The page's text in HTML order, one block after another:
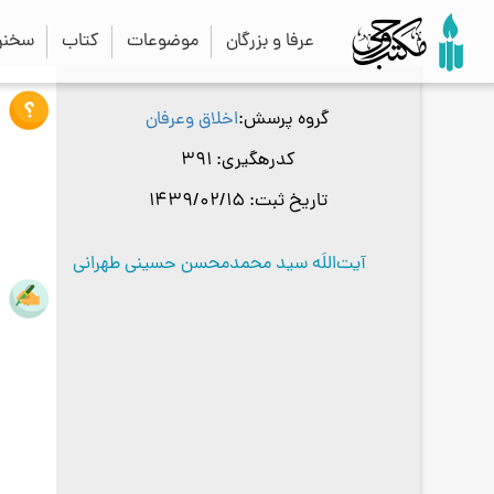
عرفا و بزرگان موضوعات کتاب
گروه پرسش اخلاق وعرفان
کدرهگیری
تاریخ ثبت
آیت‌اللَه سید محمدمحسن حسینی طهرانی